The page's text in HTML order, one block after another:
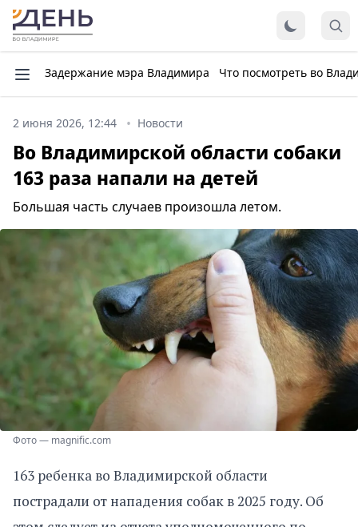
Задержание мэра Владимира Что посмотреть во
2 июня 2026, 12:44 Новости
Во Владимирской области собаки
163 раза напали на детей
Большая часть случаев произошла летом.
Фото — magnific.com
163 ребенка во Владимирской области
пострадали от нападения собак в 2025 году. Об